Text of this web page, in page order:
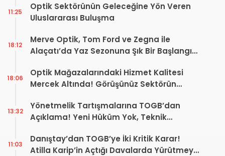
Optik Sektörünün Geleceğine Yön Veren
Uluslararası Buluşma
11:25
Merve Optik, Tom Ford ve Zegna ile
Alaçatı’da Yaz Sezonuna Şık Bir Başlangıç ​​
18:12
Optik Mağazalarındaki Hizmet Kalitesi
Mercek Altında! Görüşünüz Sektörün
18:06
Yönetmelik Tartışmalarına TOGB’dan
Açıklama! Yeni Hüküm Yok, Teknik
13:32
Danıştay’dan TOGB’ye İki Kritik Karar!
Atilla Karip’in Açtığı Davalarda Yürütmeyi
11:03